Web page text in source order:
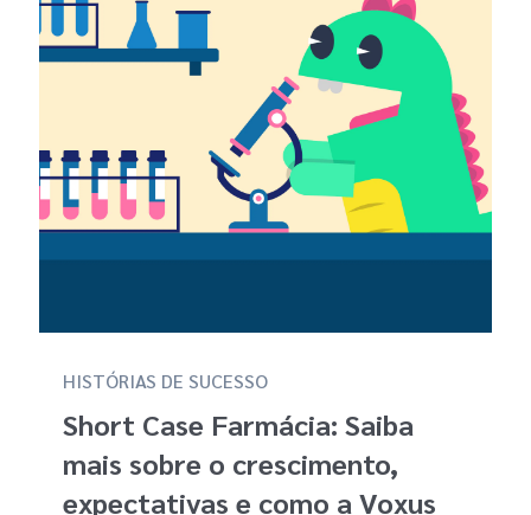
HISTÓRIAS DE SUCESSO
Short Case Farmácia: Saiba
mais sobre o crescimento,
expectativas e como a Voxus